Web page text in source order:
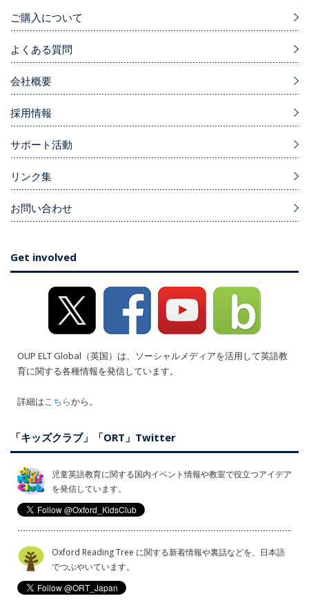
ご購入について
よくある質問
会社概要
採用情報
サポート活動
リンク集
お問い合わせ
Get involved
OUP ELT Global（英国）は、ソーシャルメディアを活用して英語教
育に関する各種情報を発信しています。
詳細はこちらから。
「キッズクラブ」「ORT」Twitter
児童英語教育に関する国内イベント情報や教室で役立つアイデア
を発信しています。
Oxford Reading Tree に関する新着情報や裏話などを、日本語
でつぶやいています。